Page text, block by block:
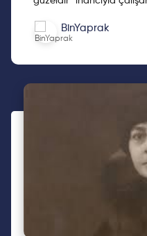
Cumhuriyetimizin 2.
hediye etmek için
BinYaprak